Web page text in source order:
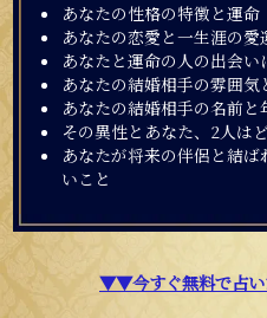
年
あなたの性格の特徴と運命
あなたの恋愛と一生涯の愛
あなたと運命の人の出会い
あなたの結婚相手の雰囲気
あなたの結婚相手の名前と
その異性とあなた、2人は
あなたが将来の伴侶と結
いこと
▼▼今すぐ無料で占